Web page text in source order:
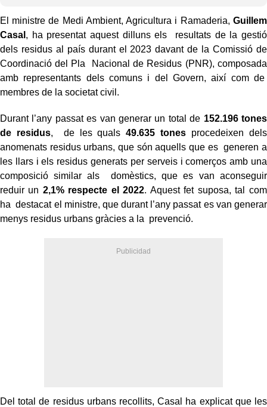
El ministre de Medi Ambient, Agricultura i Ramaderia, Guillem
Casal , ha presentat aquest dilluns els resultats de la gestió
dels residus al país durant el 2023 davant de la Comissió de
Coordinació del Pla Nacional de Residus (PNR), composada
amb representants dels comuns i del Govern, així com de
membres de la societat civil.
Durant l’any passat es van generar un total de 152.196 tones
de residus, de les quals49.635 tones procedeixen dels
anomenats residus urbans, que són aquells que es generen a
les llars i els residus generats per serveis i comerços amb una
composició similar als domèstics, que es van aconseguir
reduir un 2,1% respecte el 2022. Aquest fet suposa, tal com
ha destacat el ministre, que durant l’any passat es van generar
menys residus urbans gràcies a la prevenció.
Del total de residus urbans recollits, Casal ha explicat que les